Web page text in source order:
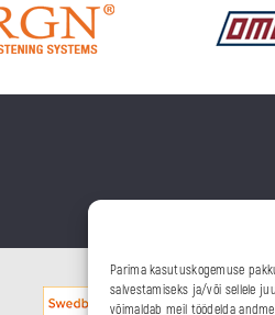
Parima kasutuskogemuse
salvestamiseks ja/või sellele
võimaldab meil töödelda